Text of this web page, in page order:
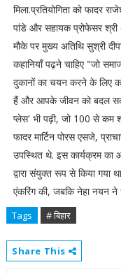
मिला.प्रतियोगिता को फादर
पांडे और सहायक प्रोफेसर
मौके पर मुख्य अतिथि सुश्री
कहानियाँ पढ़ने चाहिए "जो
दुकानों का चयन करने के लिए
हैं और आपके जीवन को बदल
प्लेस' भी पढ़ी, जो 100 से कम
फादर मार्टिन पोरस एसजे,
उपस्थित थे. इस कार्यक्रम का
द्वारा संयुक्त रूप से किया गया
एंकरिंग की, जबकि नेहा नयन ने
Tags # बिहार
Share This